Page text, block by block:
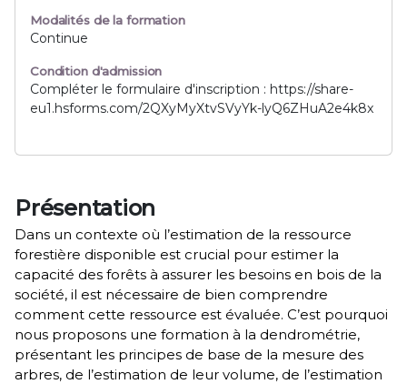
Présentation
Dans un contexte où l’estimation de la ressource
forestière disponible est crucial pour estimer la
capacité des forêts à assurer les besoins en bois de la
société, il est nécessaire de bien comprendre
comment cette ressource est évaluée. C’est pourquoi
nous proposons une formation à la dendrométrie,
présentant les principes de base de la mesure des
arbres, de l’estimation de leur volume, de l’estimation
Modalités de la formation
Continue
Condition d'admission
Compléter le formulaire d'inscription : https://share-
eu1.hsforms.com/2QXyMyXtvSVyYk-lyQ6ZHuA2e4k8x